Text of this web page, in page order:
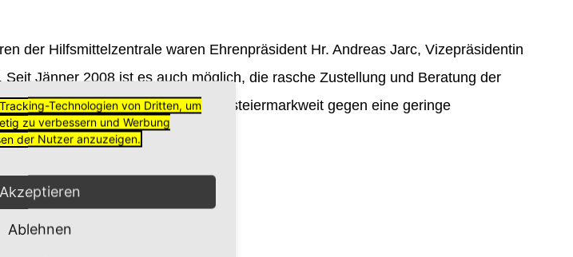
der Hilfsmittelzentrale waren Ehrenpräsident Hr. Andreas Jarc, Vizepräsidentin
Jänner 2008 ist es auch möglich, die rasche Zustellung und Beratung der
Einschränkungen, steiermarkweit gegen eine geringe
u.v.m
Technologien von Dritten, um
zu verbessern und Werbung
der Nutzer anzuzeigen.
Akzeptieren
Ablehnen